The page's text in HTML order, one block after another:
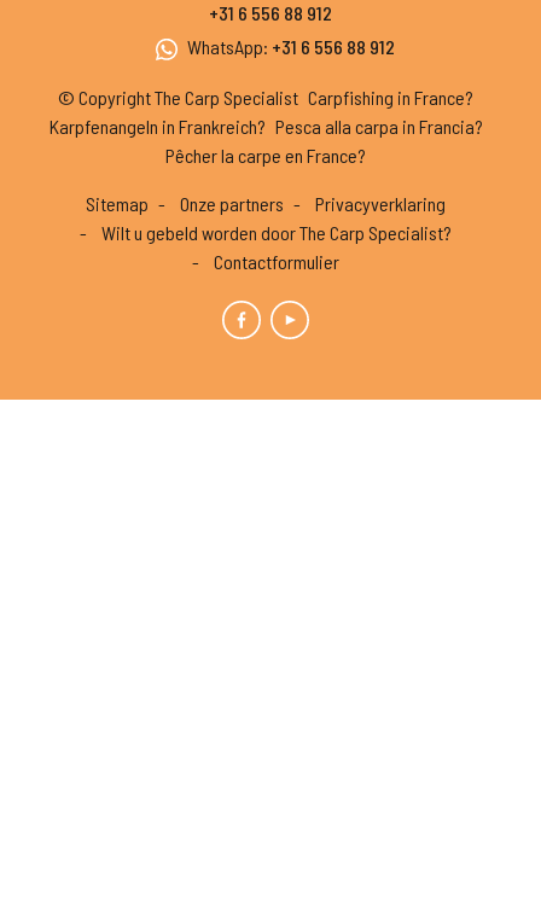
+31 6 556 88 912
WhatsApp: +31 6 556 88 912
© Copyright The Carp Specialist Carpfishing in France?
Karpfenangeln in Frankreich? Pesca alla carpa in Francia?
Pêcher la carpe en France?
Sitemap Onze partners
Privacyverklaring
Wilt u gebeld worden door The Carp Specialist?
Contactformulier